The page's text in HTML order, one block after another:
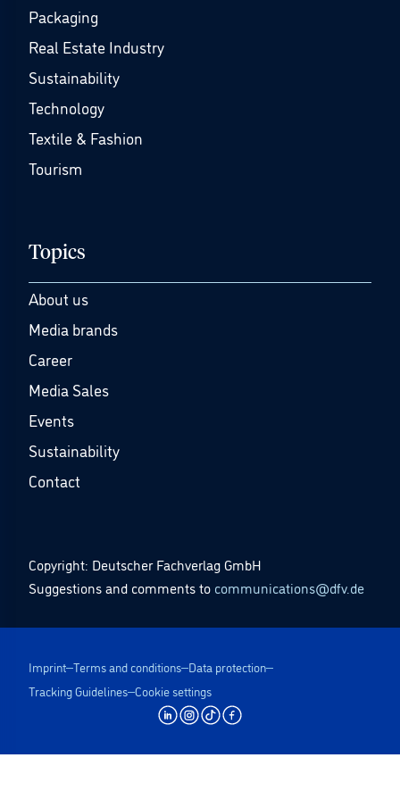
Packaging
Real Estate Industry
Sustainability
Technology
Textile & Fashion
Tourism
Topics
About us
Media brands
Career
Media Sales
Events
Sustainability
Contact
Copyright: Deutscher Fachverlag GmbH
Suggestions and comments to communications@dfv.de
Imprint Terms and conditions Data protection
Tracking Guidelines Cookie settings